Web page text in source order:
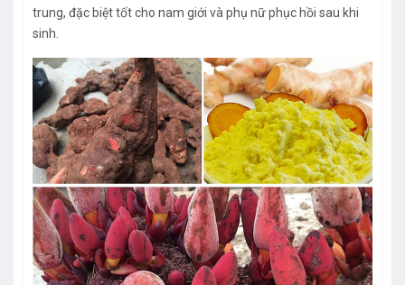
trung, đặc biệt tốt cho nam giới và phụ nữ phục hồi sau khi
sinh.